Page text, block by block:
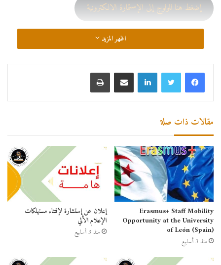
إضغط هنا للولوج إلى الإستمارة الالكترونية
اظهر المزيد
لينكدإن مشاركة عبر البريد طباعة
مقالات ذات صلة
Erasmus+ Staff Mobility
Opportunity at the University
of León (Spain)
منذ 3 أسابيع
إعلان عن إستشارة لإقتناء مستهلكات
الإعلام الألي
منذ 3 أسابيع